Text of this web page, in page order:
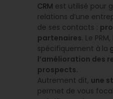
CRM est utilisé pour
relations d’une
de ses contacts :
partenaires. Le
spécifiquement à la
l’amélioration des
prospects.
Autrement dit, une
permet de vous